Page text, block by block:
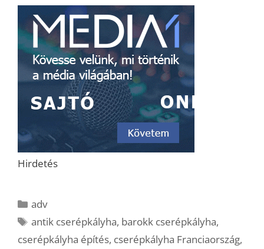
Hirdetés
Kategória
adv
Címkék
antik cserépkályha, barokk cserépkályha,
cserépkályha építés, cserépkályha Franciaország,